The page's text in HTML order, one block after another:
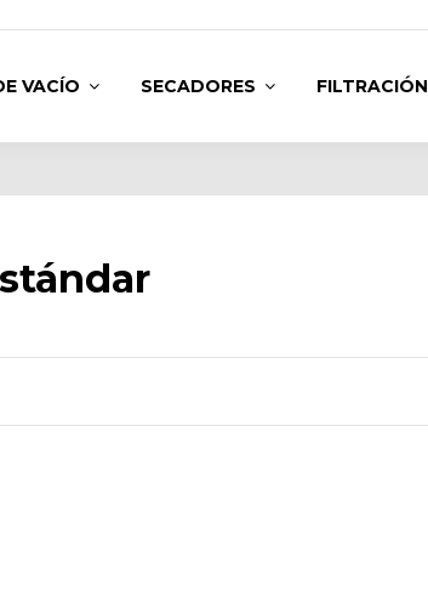
VACÍO SECADORES FILTRACIÓN